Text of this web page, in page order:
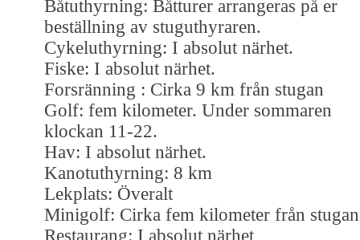
Båtuthyrning: Båtturer arrangeras på er
beställning av stuguthyraren.
Cykeluthyrning: I absolut närhet.
Fiske: I absolut närhet.
Forsränning : Cirka 9 km från stugan
Golf: fem kilometer. Under sommaren
klockan 11-22.
Hav: I absolut närhet.
Kanotuthyrning: 8 km
Lekplats: Överalt
Minigolf: Cirka fem kilometer från
Restaurang: I absolut närhet